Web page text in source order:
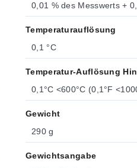
0,01 % des Messwerts +
Temperaturauflösung
0,1 °C
Temperatur-Auflösung
0,1°C <600°C (0,1°F
Gewicht
290 g
Gewichtsangabe